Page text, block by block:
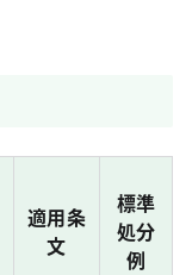
適用条
文
標準
処分
例